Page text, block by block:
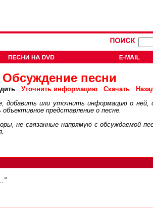
Обсуждение песни
Уточнить информацию Скачать
добавить или уточнить информацию о
представление о песне.
не связанные напрямую с обсуждаемой